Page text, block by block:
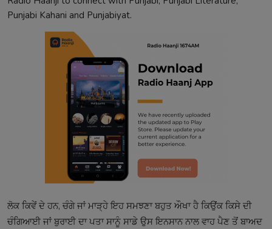
Punjabi Kahani and Punjabiyat.
ਲੋਕ ਕਿਵੇਂ ਦੇ ਹਨ, ਚੰਗੇ ਜਾਂ ਮਾੜ੍ਹੇ ਇਹ ਸਮਝਣਾ ਬਹੁਤ ਔਖਾ ਹੈ ਕਿਉਂਕ ਕਿਸੇ ਦੀ
ਚੰਗਿਆਈ ਜਾਂ ਬੁਰਾਈ ਦਾ ਪਤਾ ਸਾਨੂੰ ਸਾਡੇ ਉਸ ਇਨਸਾਨ ਨਾਲ ਵਾਹ ਪੈਣ ਤੋਂ ਬਾਅਦ